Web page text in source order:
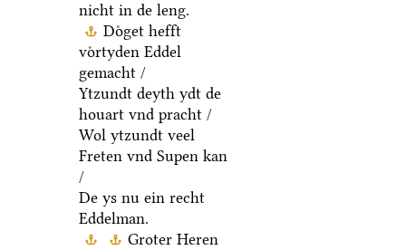
nicht in de leng.
Doͤget hefft
voͤrtyden Eddel
gemacht /
Ytzundt deyth ydt de
houart vnd pracht /
Wol ytzundt veel
Freten vnd Supen kan
/
De ys nu ein recht
Eddelman.
Groter Heren